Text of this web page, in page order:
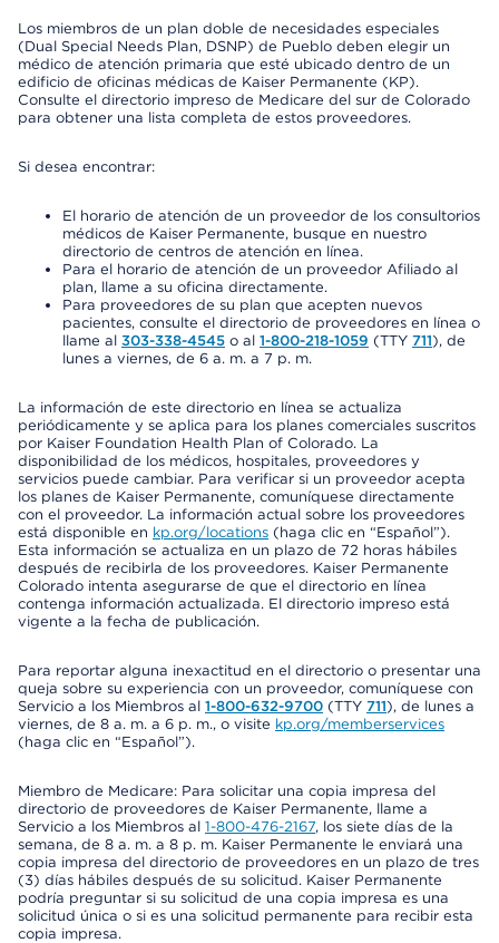
Los miembros de un plan doble de necesidades especiales
(Dual Special Needs Plan, DSNP) de Pueblo deben elegir un
médico de atención primaria que esté ubicado dentro de un
edificio de oficinas médicas de Kaiser Permanente (KP).
Consulte el directorio impreso de Medicare del sur de Colorado
para obtener una lista completa de estos proveedores.
Si desea encontrar:
El horario de atención de un proveedor de los consultorios
médicos de Kaiser Permanente, busque en nuestro
directorio de centros de atención en línea.
Para el horario de atención de un proveedor Afiliado al
plan, llame a su oficina directamente.
Para proveedores de su plan que acepten nuevos
pacientes, consulte el directorio de proveedores en línea o
llame al 303-338-4545 o al 1-800-218-1059 (TTY 711), de
lunes a viernes, de 6 a. m. a 7 p. m.
La información de este directorio en línea se actualiza
periódicamente y se aplica para los planes comerciales suscritos
por Kaiser Foundation Health Plan of Colorado. La
disponibilidad de los médicos, hospitales, proveedores y
servicios puede cambiar. Para verificar si un proveedor acepta
los planes de Kaiser Permanente, comuníquese directamente
con el proveedor. La información actual sobre los proveedores
está disponible en kp.org/locations (haga clic en “Español”).
Esta información se actualiza en un plazo de 72 horas hábiles
después de recibirla de los proveedores. Kaiser Permanente
Colorado intenta asegurarse de que el directorio en línea
contenga información actualizada. El directorio impreso está
vigente a la fecha de publicación.
Para reportar alguna inexactitud en el directorio o presentar una
queja sobre su experiencia con un proveedor, comuníquese con
Servicio a los Miembros al 1-800-632-9700 (TTY 711), de lunes a
viernes, de 8 a. m. a 6 p. m., o visite kp.org/memberservices
(haga clic en “Español”).
Miembro de Medicare: Para solicitar una copia impresa del
directorio de proveedores de Kaiser Permanente, llame a
Servicio a los Miembros al 1-800-476-2167, los siete días de la
semana, de 8 a. m. a 8 p. m. Kaiser Permanente le enviará una
copia impresa del directorio de proveedores en un plazo de tres
(3) días hábiles después de su solicitud. Kaiser Permanente
podría preguntar si su solicitud de una copia impresa es una
solicitud única o si es una solicitud permanente para recibir esta
copia impresa.